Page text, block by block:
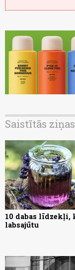
Saistītās ziņas
10 dabas līdzekļi,
labsajūtu